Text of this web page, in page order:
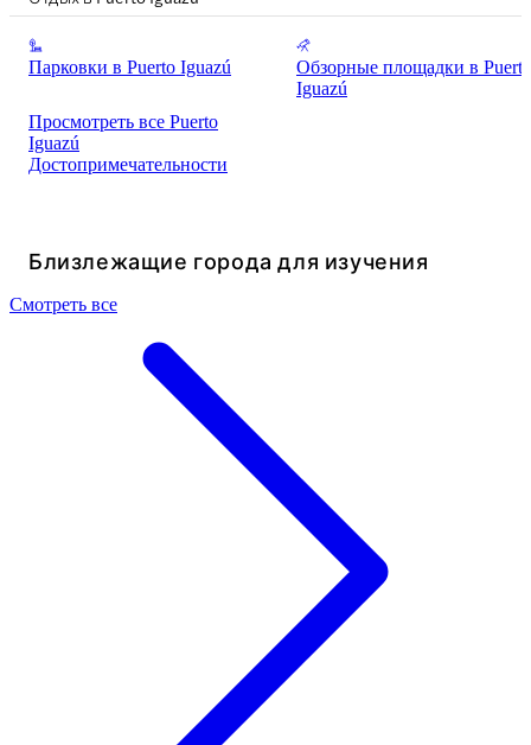
Парковки в Puerto Iguazú
Обзорные площадки в Puerto
Iguazú
Просмотреть все Puerto
Iguazú
Достопримечательности
Близлежащие города для изучения
Смотреть все